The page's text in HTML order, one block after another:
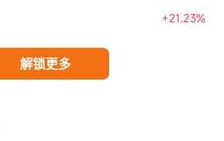
+21.23%
解锁更多